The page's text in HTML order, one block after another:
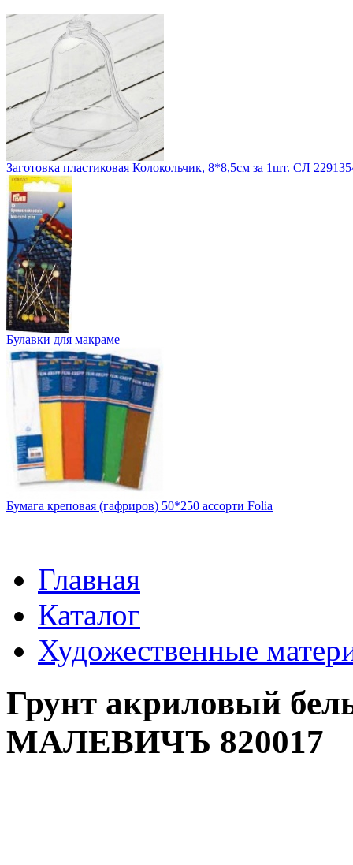
Заготовка пластиковая Колокольчик, 8*8,5см за 1шт. СЛ
Булавки для макраме
Бумага креповая (гафриров) 50*250 ассорти Folia
Главная
Каталог
Художественные
Грунт акриловый
МАЛЕВИЧЪ 820017